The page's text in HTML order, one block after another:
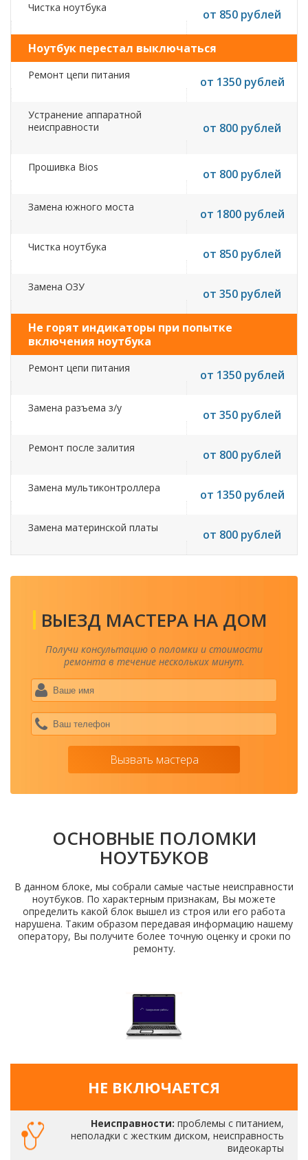
Чистка ноутбука от 850 рублей
Ноутбук перестал выключаться
Ремонт цепи питания от 1350 рублей
Устранение аппаратной
неисправности
от 800 рублей
Прошивка Bios от 800 рублей
Замена южного моста от 1800 рублей
Чистка ноутбука от 850 рублей
Замена ОЗУ от 350 рублей
Не горят индикаторы при попытке
включения ноутбука
Ремонт цепи питания от 1350 рублей
Замена разъема з/у от 350 рублей
Ремонт после залития от 800 рублей
Замена мультиконтроллера от 1350 рублей
Замена материнской платы от 800 рублей
ВЫЕЗД МАСТЕРА НА ДОМ
Получи консультацию о поломки и стоимости
ремонта в течение нескольких минут.
Вызвать мастера
ОСНОВНЫЕ ПОЛОМКИ
НОУТБУКОВ
В данном блоке, мы собрали самые частые неисправности
ноутбуков. По характерным признакам, Вы можете
определить какой блок вышел из строя или его работа
нарушена. Таким образом передавая информацию нашему
оператору, Вы получите более точную оценку и сроки по
ремонту.
НЕ ВКЛЮЧАЕТСЯ
Неисправности: проблемы с питанием,
неполадки с жестким диском, неисправность
видеокарты